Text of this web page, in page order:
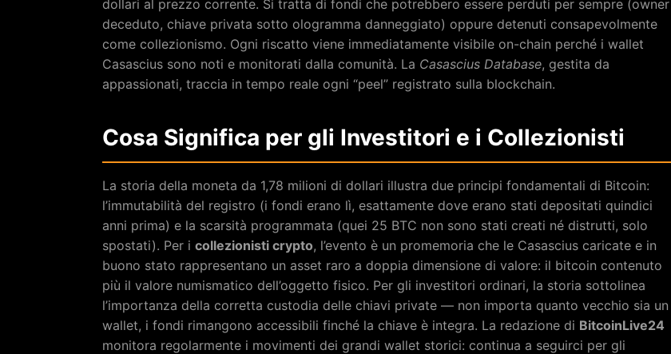
dollari al prezzo corrente. Si tratta di fondi che potrebbero essere perduti per sempre (owner
deceduto, chiave privata sotto ologramma danneggiato) oppure detenuti consapevolmente
come collezionismo. Ogni riscatto viene immediatamente visibile on-chain perché i wallet
Casascius sono noti e monitorati dalla comunità. La Casascius Database, gestita da
appassionati, traccia in tempo reale ogni “peel” registrato sulla blockchain.
Cosa Significa per gli Investitori e i Collezionisti
La storia della moneta da 1,78 milioni di dollari illustra due principi fondamentali di Bitcoin:
l’immutabilità del registro (i fondi erano lì, esattamente dove erano stati depositati quindici
anni prima) e la scarsità programmata (quei 25 BTC non sono stati creati né distrutti, solo
spostati). Per i collezionisti crypto, l’evento è un promemoria che le Casascius caricate e in
buono stato rappresentano un asset raro a doppia dimensione di valore: il bitcoin contenuto
più il valore numismatico dell’oggetto fisico. Per gli investitori ordinari, la storia sottolinea
l’importanza della corretta custodia delle chiavi private — non importa quanto vecchio sia un
wallet, i fondi rimangono accessibili finché la chiave è integra. La redazione di BitcoinLive24
monitora regolarmente i movimenti dei grandi wallet storici: continua a seguirci per gli